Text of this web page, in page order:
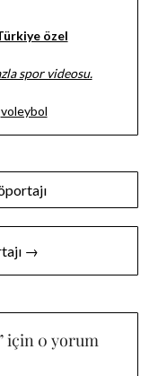
özel
spor videosu.
voleybol
→
için 0 yorum